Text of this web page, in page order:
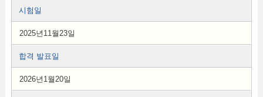
시험일
2025년11월23일
합격 발표일
2026년1월20일